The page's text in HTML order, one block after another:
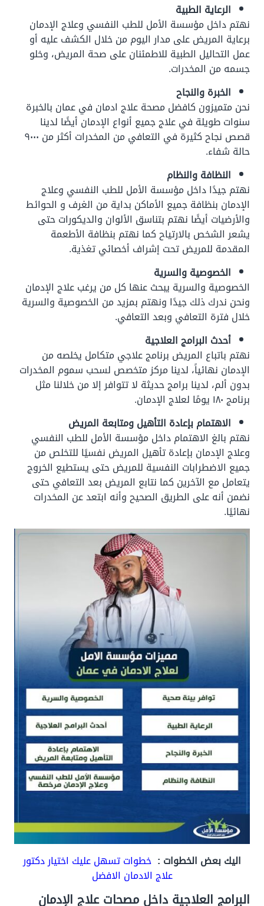
الرعاية الطبية
نهتم داخل مؤسسة الأمل للطب النفسي وعلاج الإدمان
برعاية المريض على مدار اليوم من خلال الكشف عليه أو
عمل التحاليل الطبية للاطمئنان على صحة المريض، وخلو
جسمه من المخدرات.
الخبرة والنجاح
نحن متميزون كافضل مصحة علاج ادمان في عمان بالخبرة
سنوات طويلة في علاج جميع أنواع الإدمان أيضًا لدينا
قصص نجاح كثيرة في التعافي من المخدرات أكثر من ٩٠٠٠
حالة شفاء.
النظافة والنظام
نهتم جيدًا داخل مؤسسة الأمل للطب النفسي وعلاج
الإدمان بنظافة جميع الأماكن بداية من الغرف و الحوائط
والأرضيات أيضًا نهتم بتناسق الألوان والديكورات حتى
يشعر الشخص بالارتياح كما نهتم بنظافة الأطعمة
المقدمة للمريض تحت إشراف أخصائي تغذية.
الخصوصية والسرية
الخصوصية والسرية يبحث عنها كل من يرغب علاج الإدمان
ونحن ندرك ذلك جيدًا ونهتم بمزيد من الخصوصية والسرية
خلال فترة التعافي وبعد التعافي.
أحدث البرامج العلاجية
نهتم باتباع المريض برنامج علاجي متكامل يخلصه من
الإدمان نهائياً، لدينا مركز متخصص لسحب سموم المخدرات
بدون ألم، لدينا برامج حديثة لا تتوافر إلا من خلالنا مثل
برنامج ١٨٠ يومًا لعلاج الإدمان.
الاهتمام بإعادة التأهيل ومتابعة المريض
نهتم بالغ الاهتمام داخل مؤسسة الأمل للطب النفسي
وعلاج الإدمان بإعادة تأهيل المريض نفسيًا للتخلص من
جميع الاضطرابات النفسية للمريض حتى يستطيع الخروج
يتعامل مع الآخرين كما نتابع المريض بعد التعافي حتى
نضمن أنه على الطريق الصحيح وأنه ابتعد عن المخدرات
نهائيًا.
اليك بعض الخطوات : خطوات تسهل عليك اختيار دكتور
علاج الادمان الافضل
البرامج العلاجية داخل مصحات علاج الإدمان